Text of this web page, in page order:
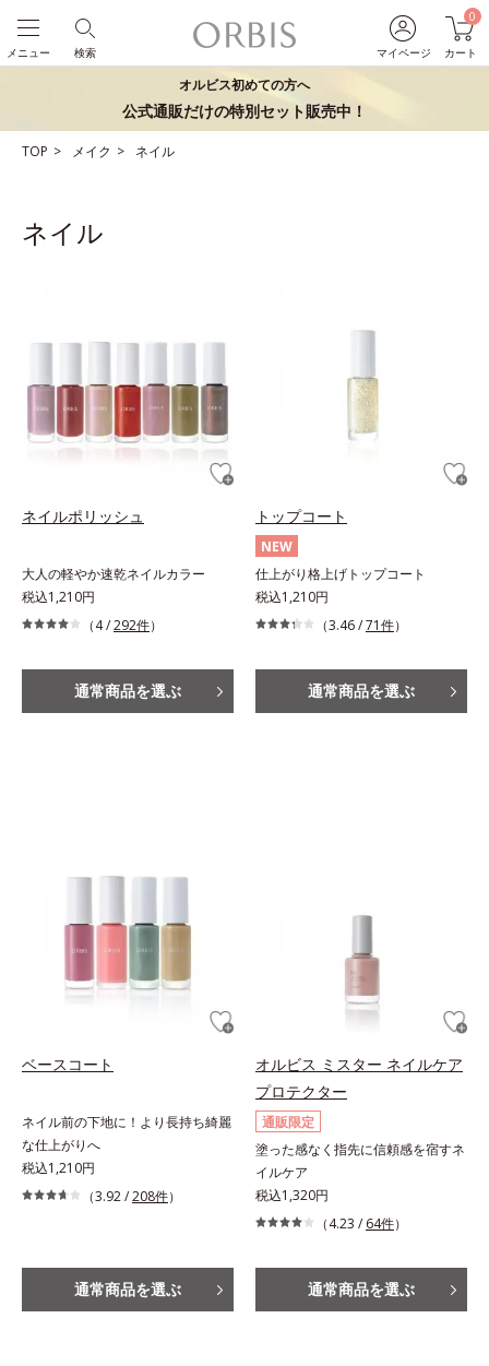
マイページ
0
カート
検索
メニュー
オルビス初めての方へ
公式通販だけの特別セット販売中！
TOP メイク ネイル
ネイル
ネイルポリッシュ
大人の軽やか速乾ネイルカラー
税込1,210円
（4 /292件）
通常商品を選ぶ
トップコート
NEW
仕上がり格上げトップコート
税込1,210円
（3.46 /71件）
通常商品を選ぶ
ベースコート
ネイル前の下地に！より長持ち綺麗
な仕上がりへ
税込1,210円
（3.92 /208件）
通常商品を選ぶ
オルビス ミスター ネイルケア
プロテクター
通販限定
塗った感なく指先に信頼感を宿すネ
イルケア
税込1,320円
（4.23 / 64件）
通常商品を選ぶ